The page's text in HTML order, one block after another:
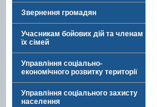
Звернення громадян
Учасникам бойових дій та членам
їх сімей
Управління соціально-
економічного розвитку території
Управління соціального захисту
населення